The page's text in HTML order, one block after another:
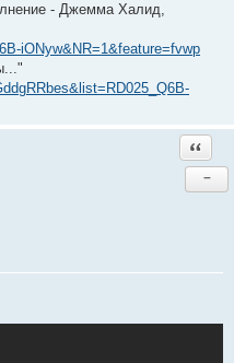
- Джемма Халид,
iONyw&NR=1&feature=fvwp
−